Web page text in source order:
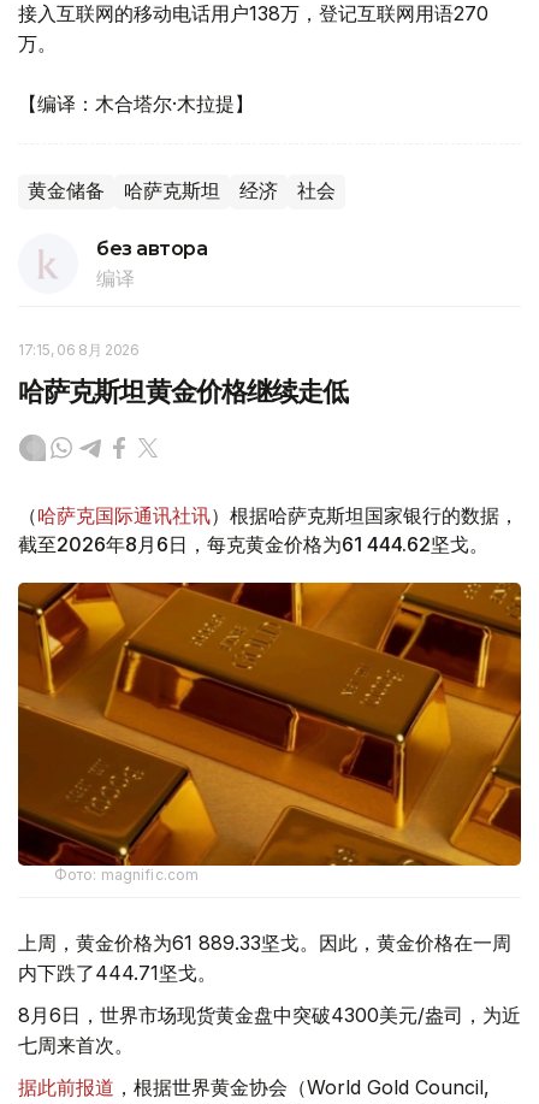
接入互联网的移动电话用户138万，登记互联网用语270
万。
【编译：木合塔尔·木拉提】
黄金储备 哈萨克斯坦 经济 社会
без автора
编译
17:15, 06 8月 2026
哈萨克斯坦黄金价格继续走低
（哈萨克国际通讯社讯）根据哈萨克斯坦国家银行的数据，
截至2026年8月6日，每克黄金价格为61 444.62坚戈。
Фото: magnific.com
上周，黄金价格为61 889.33坚戈。因此，黄金价格在一周
内下跌了444.71坚戈。
8月6日，世界市场现货黄金盘中突破4300美元/盎司，为近
七周来首次。
据此前报道 ，根据世界黄金协会（World Gold Council,